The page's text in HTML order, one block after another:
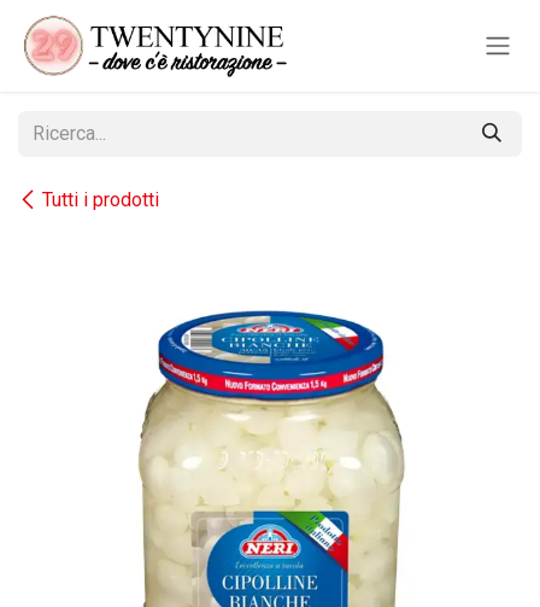
Passa al contenuto
Tutti i prodotti